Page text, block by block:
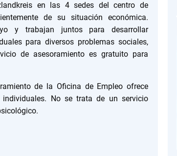
en las 4 sedes del centro de
de su situación económica.
y trabajan juntos para desarrollar
para diversos problemas sociales,
de asesoramiento es gratuito para
de la Oficina de Empleo ofrece
No se trata de un servicio